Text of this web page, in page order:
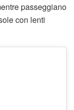
passeggiano
con lenti